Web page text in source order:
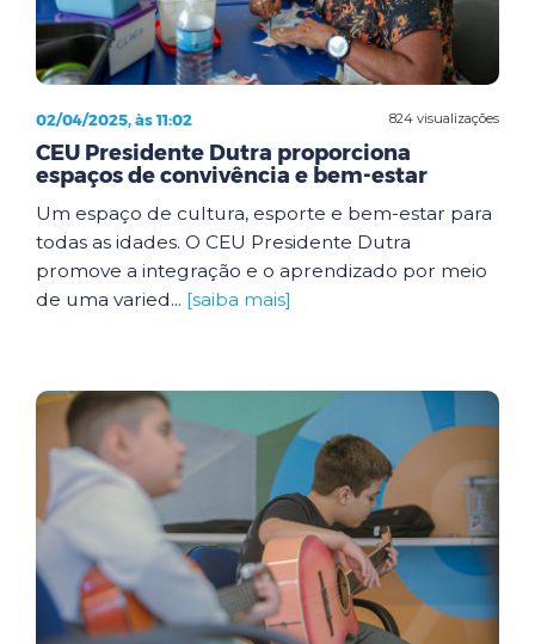
824 visualizações
02/04/2025, às 11:02
CEU Presidente Dutra proporciona
espaços de convivência e bem-estar
Um espaço de cultura, esporte e bem-estar para
todas as idades. O CEU Presidente Dutra
promove a integração e o aprendizado por meio
de uma varied... [saiba mais]